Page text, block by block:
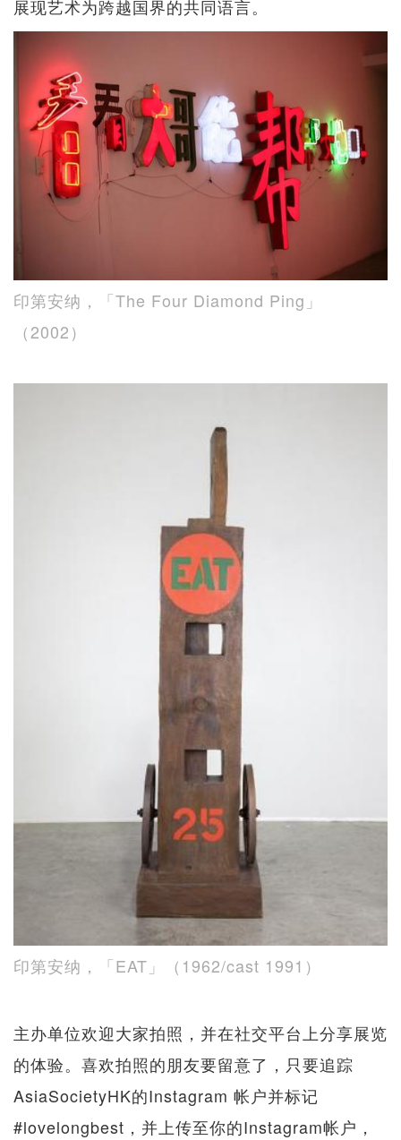
展现艺术为跨越国界的共同语言。
印第安纳，「The Four Diamond Ping」
（2002）
印第安纳，「EAT」（1962/cast 1991）
主办单位欢迎大家拍照，并在社交平台上分享展览
的体验。喜欢拍照的朋友要留意了，只要追踪
AsiaSocietyHK的Instagram 帐户并标记
#lovelongbest，并上传至你的Instagram帐户，